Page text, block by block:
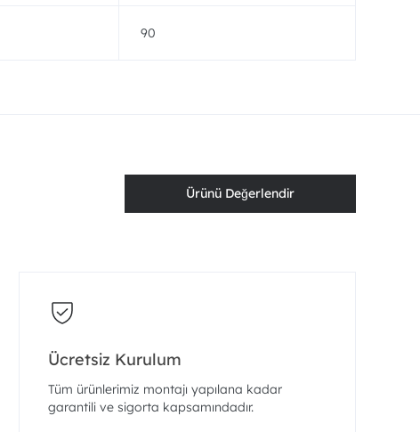
90
Ürünü Değerlendir
Ücretsiz Kurulum
Tüm ürünlerimiz montajı yapılana kadar
garantili ve sigorta kapsamındadır.